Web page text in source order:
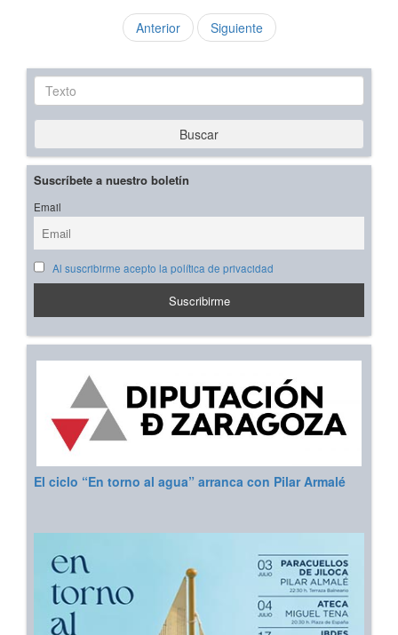
Anterior Siguiente
Texto
Buscar
Suscríbete a nuestro boletín
Email
Al suscribirme acepto la política de privacidad
El ciclo “En torno al agua” arranca con Pilar Armalé